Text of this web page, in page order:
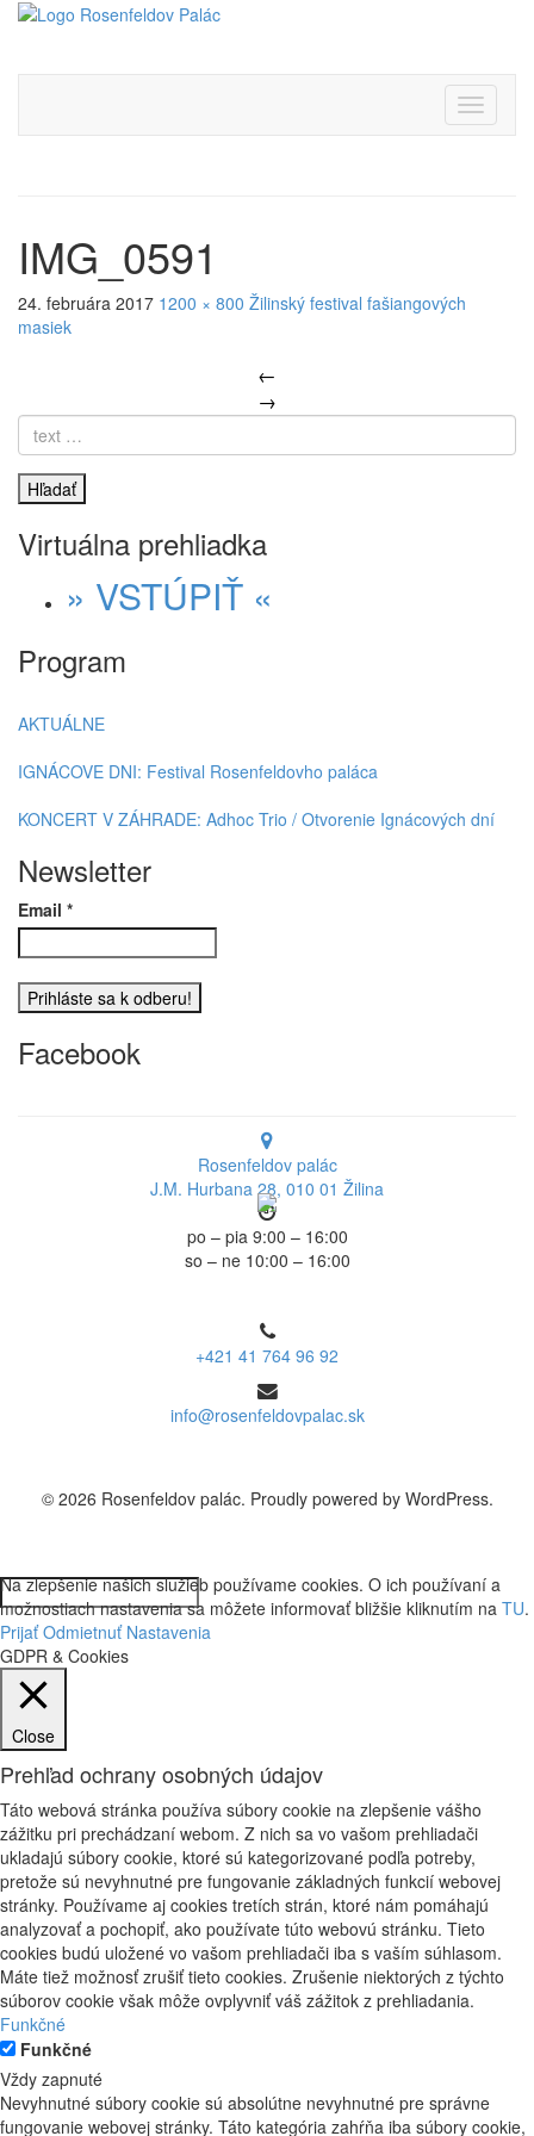
IMG_0591
24. februára 2017 1200 × 800 Žilinský festival fašiangových
masiek
←
→
Hľadať
Virtuálna prehliadka
» VSTÚPIŤ «
Program
AKTUÁLNE
IGNÁCOVE DNI: Festival Rosenfeldovho paláca
KONCERT V ZÁHRADE: Adhoc Trio / Otvorenie Ignácových dní
Newsletter
Email *
Facebook
Rosenfeldov palác
J.M. Hurbana 28, 010 01 Žilina
po – pia 9:00 – 16:00
so – ne 10:00 – 16:00
+421 41 764 96 92
info@rosenfeldovpalac.sk
© 2026 Rosenfeldov palác. Proudly powered by WordPress.
Na zlepšenie našich služieb používame cookies. O ich používaní a
možnostiach nastavenia sa môžete informovať bližšie kliknutím na TU.
Prijať Odmietnuť Nastavenia
GDPR & Cookies
Close
Prehľad ochrany osobných údajov
Táto webová stránka používa súbory cookie na zlepšenie vášho
zážitku pri prechádzaní webom. Z nich sa vo vašom prehliadači
ukladajú súbory cookie, ktoré sú kategorizované podľa potreby,
pretože sú nevyhnutné pre fungovanie základných funkcií webovej
stránky. Používame aj cookies tretích strán, ktoré nám pomáhajú
analyzovať a pochopiť, ako používate túto webovú stránku. Tieto
cookies budú uložené vo vašom prehliadači iba s vaším súhlasom.
Máte tiež možnosť zrušiť tieto cookies. Zrušenie niektorých z týchto
súborov cookie však môže ovplyvniť váš zážitok z prehliadania.
Funkčné
Funkčné
Vždy zapnuté
Nevyhnutné súbory cookie sú absolútne nevyhnutné pre správne
fungovanie webovej stránky. Táto kategória zahŕňa iba súbory cookie,